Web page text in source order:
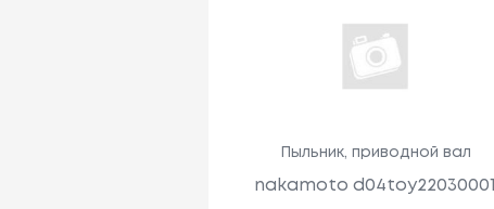
Пыльник, приводной вал
nakamoto d04toy22030001